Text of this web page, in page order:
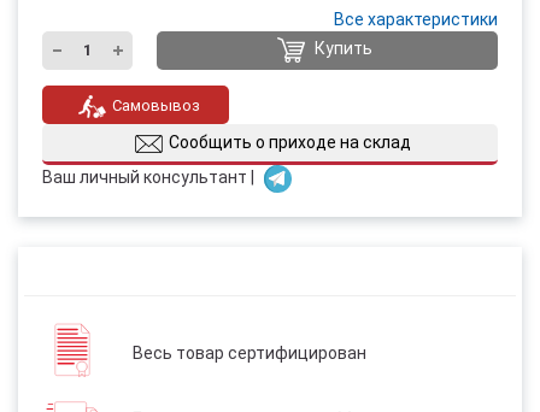
Все характеристики
Купить
Самовывоз
Сообщить о приходе на склад
Ваш личный консультант |
Весь товар сертифицирован